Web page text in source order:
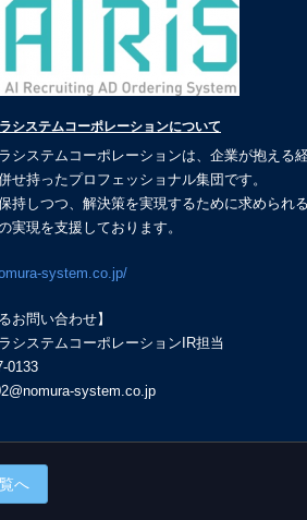
システムコーポレーションについて
システムコーポレーションは、企業が抱える
せ持ったプロフェッショナル集団です。
持しつつ、解決策を実現するために求められ
実現を支援しております。
system.co.jp/
お問い合わせ】
システムコーポレーションIR担当
0133
system.co.jp
へ